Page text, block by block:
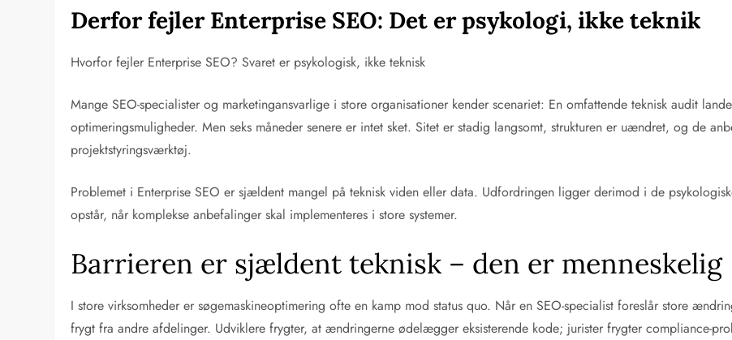
Derfor fejler Enterprise SEO: Det er psykologi, ikke teknik
Hvorfor fejler Enterprise SEO? Svaret er psykologisk, ikke teknisk
Mange SEO-specialister og marketingansvarlige i store organisationer kender scenariet: En omfattende teknisk audit
optimeringsmuligheder. Men seks måneder senere er intet sket. Sitet er stadig langsomt, strukturen er uændret, og de
projektstyringsværktøj.
Problemet i Enterprise SEO er sjældent mangel på teknisk viden eller data. Udfordringen ligger derimod i de
opstår, når komplekse anbefalinger skal implementeres i store systemer.
Barrieren er sjældent teknisk – den er menneskelig
I store virksomheder er søgemaskineoptimering ofte en kamp mod status quo. Når en SEO-specialist foreslår store
frygt fra andre afdelinger. Udviklere frygter, at ændringerne ødelægger eksisterende kode; jurister frygter compliance-